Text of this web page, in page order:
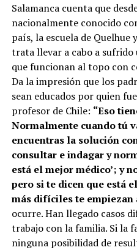
Salamanca cuenta que
nacionalmente conocido
país, la escuela de Quelhue
trata llevar a cabo a sufrido
que funcionan al topo con
Da la impresión que los
sean educados por quien
profesor de Chile: “Eso
Normalmente cuando tú
encuentras la solución
consultar e indagar y
está el mejor médico’; y
pero si te dicen que está
más difíciles te empiezan
ocurre. Han llegado casos
trabajo con la familia. Si la
ninguna posibilidad de